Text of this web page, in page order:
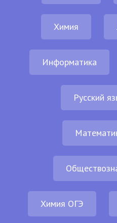
Химия
Информатика
Русский
Химия ОГЭ